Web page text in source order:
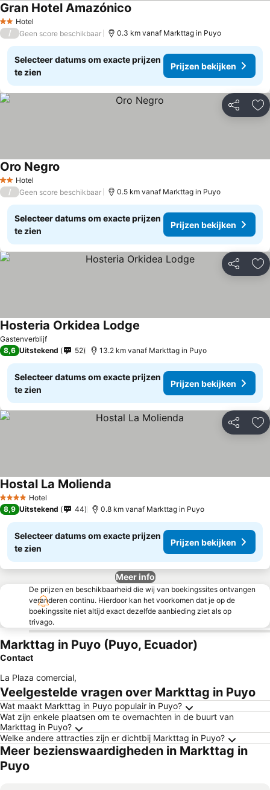
2 Sterren
Hotel
Gran Hotel Amazónico
/ Geen score beschikbaar 0.3 km vanaf Markttag in Puyo
Selecteer datums om exacte prijzen
te zien
Prijzen bekijken
Delen
2 Sterren
Hotel
Oro Negro
/ Geen score beschikbaar 0.5 km vanaf Markttag in Puyo
Selecteer datums om exacte prijzen
te zien
Prijzen bekijken
Delen
Gastenverblijf
Hosteria Orkidea Lodge
8,6 Uitstekend 52 13.2 km vanaf Markttag in Puyo
Selecteer datums om exacte prijzen
te zien
Prijzen bekijken
Delen
4 SterrenHotel
Hostal La Molienda
8,9 Uitstekend 44 0.8 km vanaf Markttag in Puyo
Selecteer datums om exacte prijzen
te zien
Prijzen bekijken
Meer info
De prijzen en beschikbaarheid die wij van boekingssites ontvangen
veranderen continu. Hierdoor kan het voorkomen dat je op de
boekingssite niet altijd exact dezelfde aanbieding ziet als op
trivago.
Markttag in Puyo (Puyo, Ecuador)
Contact
La Plaza comercial,
Veelgestelde vragen over Markttag in Puyo
Wat maakt Markttag in Puyo populair in Puyo?
Wat zijn enkele plaatsen om te overnachten in de buurt van
Markttag in Puyo?
Welke andere attracties zijn er dichtbij Markttag in Puyo?
Meer bezienswaardigheden in Markttag in
Puyo